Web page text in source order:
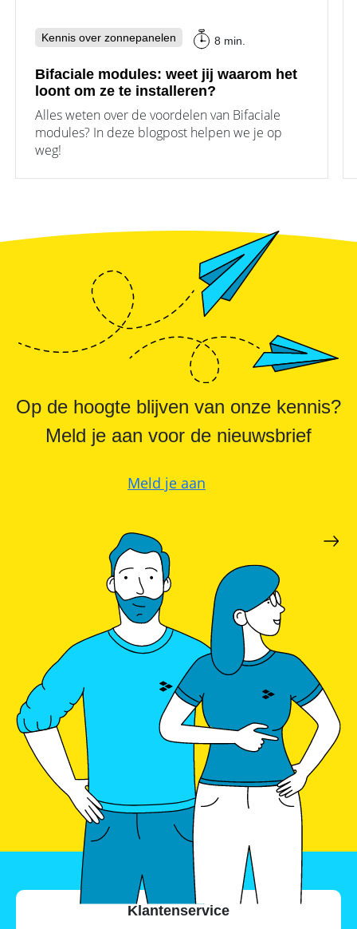
Kennis over zonnepanelen 8 min.
Bifaciale modules: weet jij waarom het
loont om ze te installeren?
Alles weten over de voordelen van Bifaciale
modules? In deze blogpost helpen we je op
weg!
1. Een dreamteam: de warmtepomp
met PV-systeem
Op de hoogte blijven van onze kennis?
Meld je aan voor de nieuwsbrief
Meld je aan
Klantenservice